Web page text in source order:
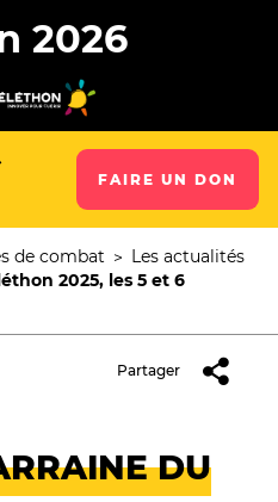
2026
FAIRE UN DON
de combat
Les actualités
2025, les 5 et 6
Partager
DU